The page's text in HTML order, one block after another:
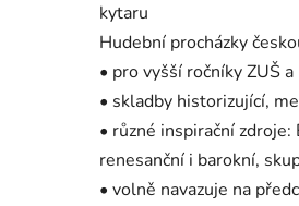
kytaru
Hudební procházky
• pro vyšší ročníky ZUŠ
• skladby historizující,
• různé inspirační
renesanční i barokní,
• volně navazuje na